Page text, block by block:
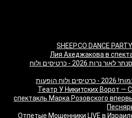
SHEEP.CO DANCE
Лия Ахеджакова в
משופן ועד AC/DC - מופע פסנתר לאור נרות 2026 - כרטיסים ולוח
הופעות
"Театр У Никитских Ворот —
спектакль Марка Розовского
Отпетые Мошенники LIVE в